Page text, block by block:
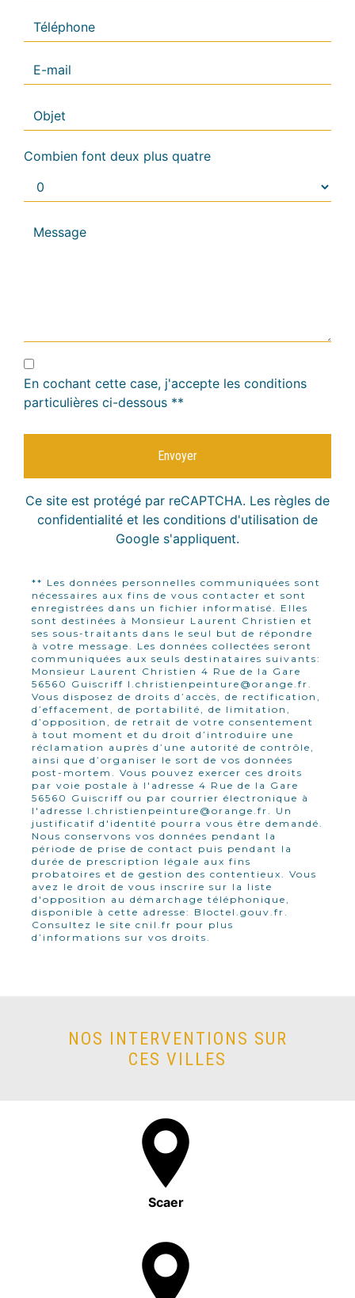
Combien font deux plus quatre
En cochant cette case, j'accepte les conditions
particulières ci-dessous **
Envoyer
Ce site est protégé par reCAPTCHA. Les règles de
confidentialité et les conditions d'utilisation de
Google s'appliquent.
** Les données personnelles communiquées sont
nécessaires aux fins de vous contacter et sont
enregistrées dans un fichier informatisé. Elles
sont destinées à Monsieur Laurent Christien et
ses sous-traitants dans le seul but de répondre
à votre message. Les données collectées seront
communiquées aux seuls destinataires suivants:
Monsieur Laurent Christien 4 Rue de la Gare
56560 Guiscriff l.christienpeinture@orange.fr.
Vous disposez de droits d’accès, de rectification,
d’effacement, de portabilité, de limitation,
d’opposition, de retrait de votre consentement
à tout moment et du droit d’introduire une
réclamation auprès d’une autorité de contrôle,
ainsi que d’organiser le sort de vos données
post-mortem. Vous pouvez exercer ces droits
par voie postale à l'adresse 4 Rue de la Gare
56560 Guiscriff ou par courrier électronique à
l'adresse l.christienpeinture@orange.fr. Un
justificatif d'identité pourra vous être demandé.
Nous conservons vos données pendant la
période de prise de contact puis pendant la
durée de prescription légale aux fins
probatoires et de gestion des contentieux. Vous
avez le droit de vous inscrire sur la liste
d'opposition au démarchage téléphonique,
disponible à cette adresse: Bloctel.gouv.fr.
Consultez le site cnil.fr pour plus
d’informations sur vos droits.
NOS INTERVENTIONS SUR
CES VILLES
Scaer